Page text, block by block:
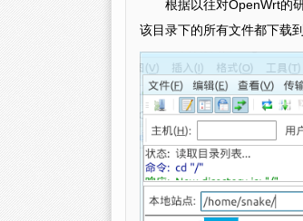
根据以往对OpenWrt的
该目录下的所有文件都下载